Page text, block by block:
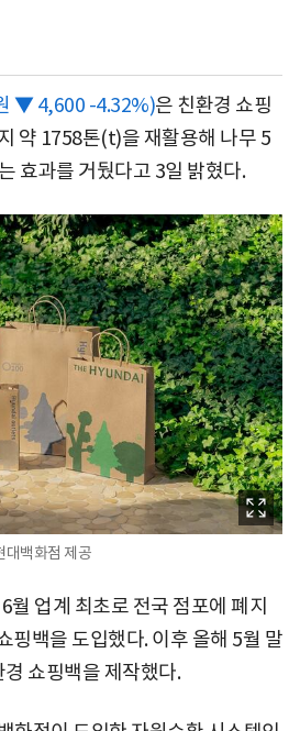
▼ 4,600 -4.32%)은 친환경 쇼핑
약 1758톤(t)을 재활용해 나무 5
효과를 거뒀다고 3일 밝혔다.
대백화점 제공
월 업계 최초로 전국 점포에 폐지
핑백을 도입했다. 이후 올해 5월 말
쇼핑백을 제작했다.